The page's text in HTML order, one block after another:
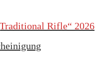
Rifle“ 2026